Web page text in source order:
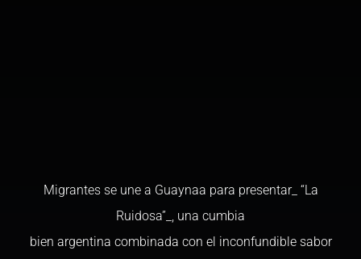
Migrantes se une a Guaynaa para presentar_ “La
Ruidosa”_, una cumbia
bien argentina combinada con el inconfundible sabor